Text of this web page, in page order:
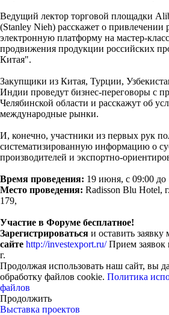
Ведущий лектор торговой площадки
(Stanley Nieh) расскажет о привлечении
электронную платформу на мастер-
продвижения продукции российских
Китая".
Закупщики из Китая, Турции,
Индии проведут бизнес-переговоры с
Челябинской области и расскажут об
международные рынки.
И, конечно, участники из первых рук
систематизированную информацию о
производителей и экспортно-
Время проведения: 19 июня, с 09:00 до
Место проведения: Radisson Blu Hotel,
179,
Участие в Форуме бесплатное!
Зарегистрироваться и оставить
сайте http://investexport.ru/Прием заявок
г.
Продолжая использовать наш сайт, вы
обработку файлов cookie. Политика
файлов
Продолжить
Выставка проектов